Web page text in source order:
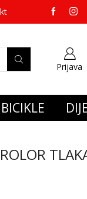
65,00 eura
Prijava